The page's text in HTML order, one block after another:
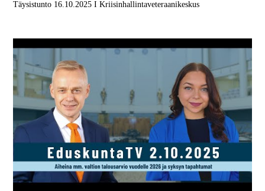
Täysistunto 16.10.2025 I Kriisinhallintaveteraanikeskus